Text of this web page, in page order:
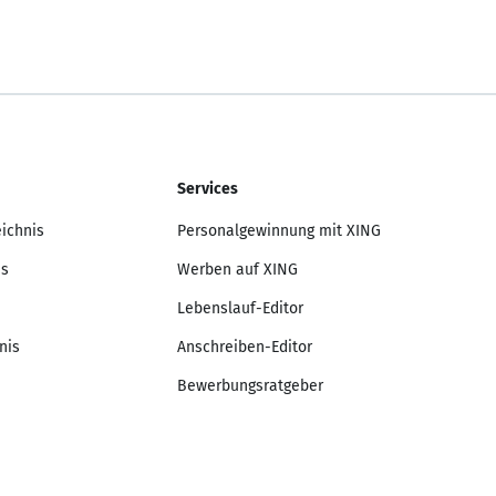
Services
Personalgewinnung mit XING
Werben auf XING
Lebenslauf-Editor
Anschreiben-Editor
Bewerbungsratgeber